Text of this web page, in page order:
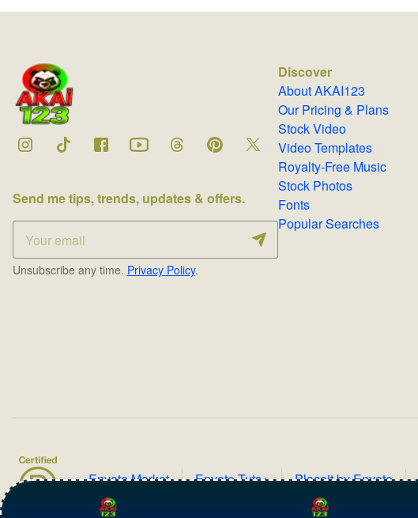
Send me tips, trends, updates & offers.
Unsubscribe any time. Privacy Policy.
Discover
About AKAI123
Our Pricing & Plans
Stock Video
Video Templates
Royalty-Free Music
Stock Photos
Fonts
Popular Searches
Envato Market Envato Tuts+ Placeit by Envato
Copyright æ¯